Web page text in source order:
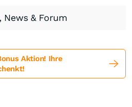
News & Forum
Aktion! Ihre